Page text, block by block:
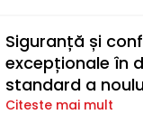
Siguranță și
excepționale în
standard a
Citeste mai mult